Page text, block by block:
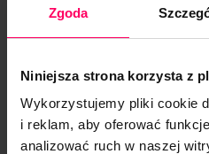
Zgoda
Niniejsza strona korzysta z
Wykorzystujemy pliki cookie
i reklam, aby oferować
analizować ruch w naszej
kluczowych
Osoby, które wiedzą, co
pozycjonowanie,
przyjrzenia się słowom
najlepszych kilkunastu/